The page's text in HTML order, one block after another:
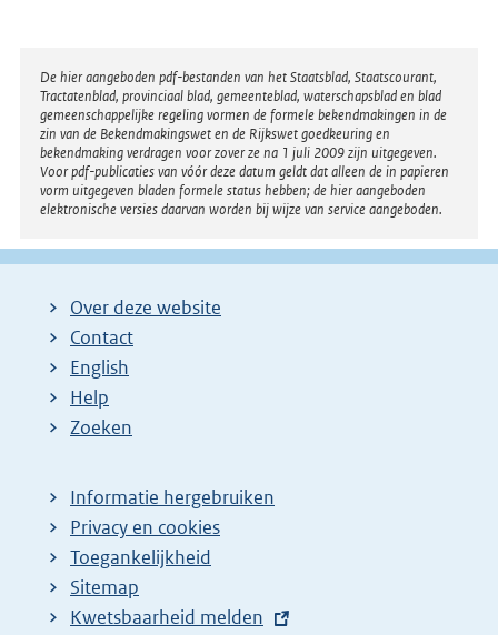
Disclaimer
De hier aangeboden pdf-bestanden van het Staatsblad, Staatscourant,
Tractatenblad, provinciaal blad, gemeenteblad, waterschapsblad en blad
gemeenschappelijke regeling vormen de formele bekendmakingen in de
zin van de Bekendmakingswet en de Rijkswet goedkeuring en
bekendmaking verdragen voor zover ze na 1 juli 2009 zijn uitgegeven.
Voor pdf-publicaties van vóór deze datum geldt dat alleen de in papieren
vorm uitgegeven bladen formele status hebben; de hier aangeboden
elektronische versies daarvan worden bij wijze van service aangeboden.
Over deze website
Contact
English
Help
Zoeken
Informatie hergebruiken
Privacy en cookies
Toegankelijkheid
Sitemap
E
Kwetsbaarheid melden